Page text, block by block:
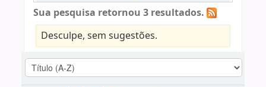
Sua pesquisa retornou 3 resultados.
Desculpe, sem sugestões.